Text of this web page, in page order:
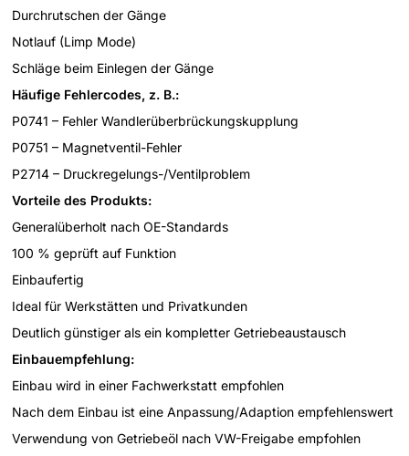
Durchrutschen der Gänge
Notlauf (Limp Mode)
Schläge beim Einlegen der Gänge
Häufige Fehlercodes, z. B.:
P0741 – Fehler Wandlerüberbrückungskupplung
P0751 – Magnetventil-Fehler
P2714 – Druckregelungs-/Ventilproblem
Vorteile des Produkts:
Generalüberholt nach OE-Standards
100 % geprüft auf Funktion
Einbaufertig
Ideal für Werkstätten und Privatkunden
Deutlich günstiger als ein kompletter Getriebeaustausch
Einbauempfehlung:
Einbau wird in einer Fachwerkstatt empfohlen
Nach dem Einbau ist eine Anpassung/Adaption empfehlenswert
Verwendung von Getriebeöl nach VW-Freigabe empfohlen